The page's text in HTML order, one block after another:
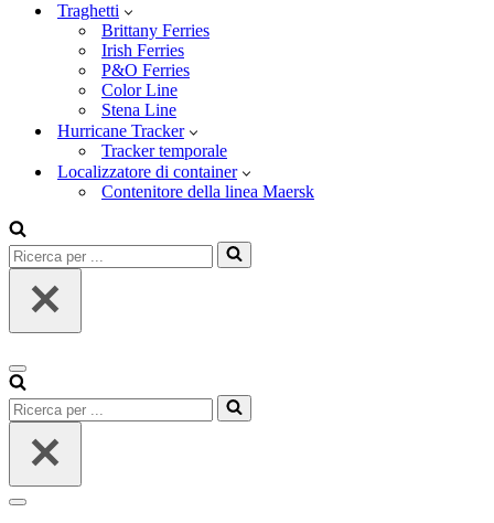
Traghetti
Brittany Ferries
Irish Ferries
P&O Ferries
Color Line
Stena Line
Hurricane Tracker
Tracker temporale
Localizzatore di container
Contenitore della linea Maersk
Ricerca
per
Menu
di
navigazione
Ricerca
per
Menu